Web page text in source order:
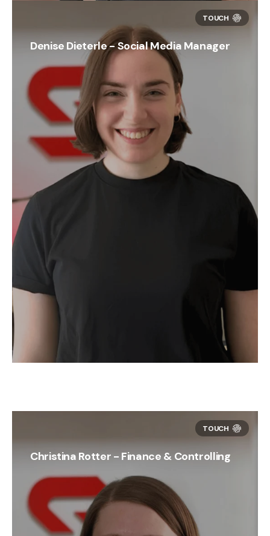
Denise Dieterle - Social Media Manager
Christina Rotter - Finance & Controlling